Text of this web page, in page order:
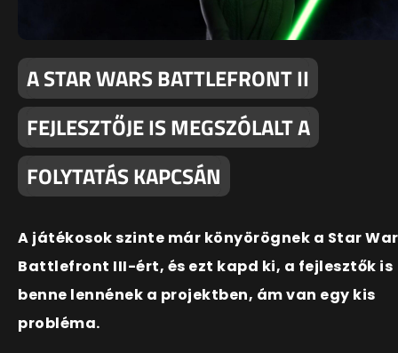
A STAR WARS BATTLEFRONT II
FEJLESZTŐJE IS MEGSZÓLALT A
FOLYTATÁS KAPCSÁN
A játékosok szinte már könyörögnek a Star
Battlefront III-ért, és ezt kapd ki, a fejlesztők is
benne lennének a projektben, ám van egy kis
probléma.